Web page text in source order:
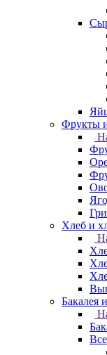
Фрукты
Хлеб и
Бакалея